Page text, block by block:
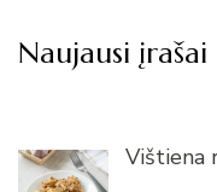
Naujausi įrašai
Vištiena